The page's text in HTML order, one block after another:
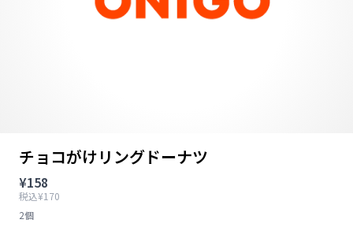
チョコがけリングドーナツ
¥158
税込¥170
2個